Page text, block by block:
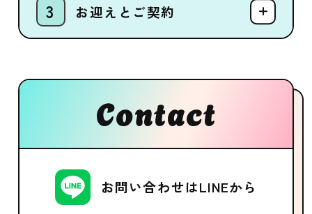
お迎えとご契約
Contact
お問い合わせはLINEから